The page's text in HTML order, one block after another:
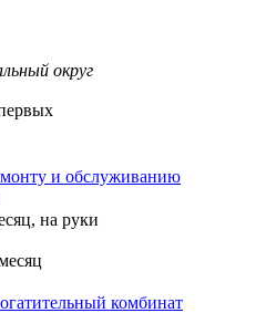
округ
и обслуживанию
на руки
комбинат